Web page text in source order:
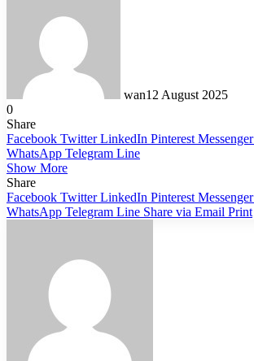
wan12 August 2025
0
Share
Facebook Twitter LinkedIn Pinterest Messenger
WhatsApp Telegram Line
Show More
Share
Facebook Twitter LinkedIn Pinterest Messenger
WhatsApp Telegram Line Share via Email Print